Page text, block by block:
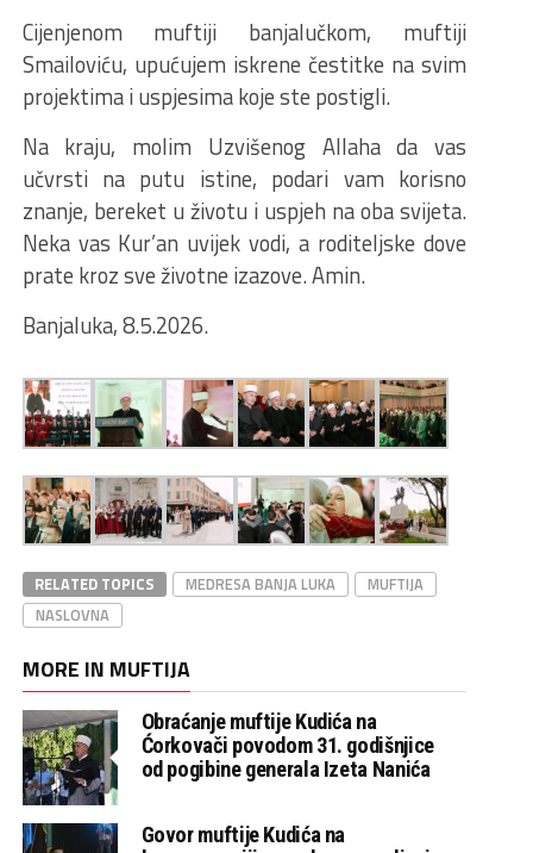
Cijenjenom muftiji banjalučkom, muftiji
Smailoviću, upućujem iskrene čestitke na svim
projektima i uspjesima koje ste postigli.
Na kraju, molim Uzvišenog Allaha da vas
učvrsti na putu istine, podari vam korisno
znanje, bereket u životu i uspjeh na oba svijeta.
Neka vas Kur’an uvijek vodi, a roditeljske dove
prate kroz sve životne izazove. Amin.
Banjaluka, 8.5.2026.
RELATED TOPICS MEDRESA BANJA LUKA
MUFTIJA
NASLOVNA
MORE IN MUFTIJA
Obraćanje muftije Kudića na
Ćorkovači povodom 31. godišnjice
od pogibine generala Izeta Nanića
Govor muftije Kudića na